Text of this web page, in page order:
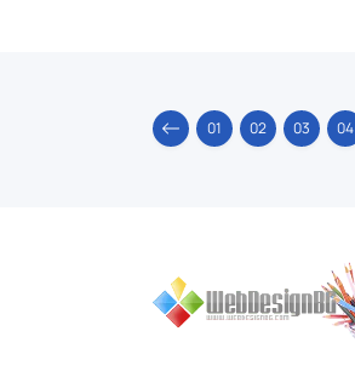
01 02 03 04